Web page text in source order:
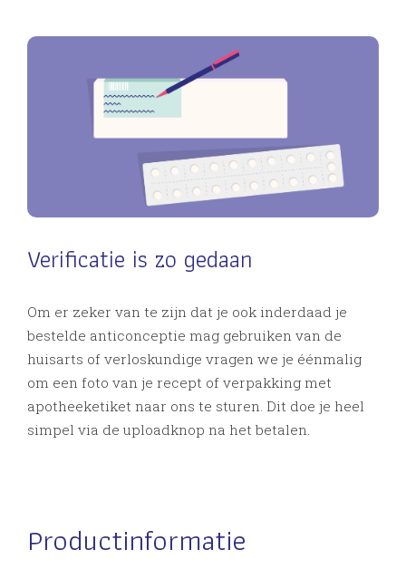
Verificatie is zo gedaan
Om er zeker van te zijn dat je ook inderdaad je
bestelde anticonceptie mag gebruiken van de
huisarts of verloskundige vragen we je éénmalig
om een foto van je recept of verpakking met
apotheeketiket naar ons te sturen. Dit doe je heel
simpel via de uploadknop na het betalen.
Productinformatie